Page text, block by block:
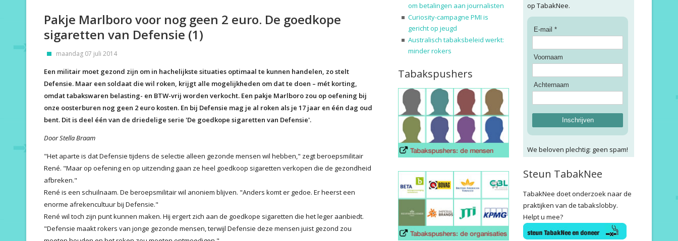
Pakje Marlboro voor nog geen 2 euro. De goedkope
sigaretten van Defensie (1)
maandag 07 juli 2014
Een militair moet gezond zijn om in hachelijkste situaties optimaal te kunnen handelen, zo stelt
Defensie. Maar een soldaat die wil roken, krijgt alle mogelijkheden om dat te doen – mét korting,
omdat tabakswaren belasting- en BTW-vrij worden verkocht. Een pakje Marlboro zou op oefening bij
onze oosterburen nog geen 2 euro kosten. En bij Defensie mag je al roken als je 17 jaar en één dag oud
bent. Dit is deel één van de driedelige serie 'De goedkope sigaretten van Defensie'.
Door Stella Braam
"Het aparte is dat Defensie tijdens de selectie alleen gezonde mensen wil hebben," zegt beroepsmilitair
René. "Maar op oefening en op uitzending gaan ze heel goedkoop sigaretten verkopen die de gezondheid
afbreken."
René is een schuilnaam. De beroepsmilitair wil anoniem blijven. "Anders komt er gedoe. Er heerst een
enorme afrekencultuur bij Defensie."
René wil toch zijn punt kunnen maken. Hij ergert zich aan de goedkope sigaretten die het leger aanbiedt.
"Defensie maakt rokers van jonge gezonde mensen, terwijl Defensie deze mensen juist gezond zou
om betalingen aan journalisten
Curiosity-campagne PMI is
gericht op jeugd
Australisch tabaksbeleid werkt:
minder rokers
Tabakspushers
op TabakNee.
E-mail *
Voornaam
Achternaam
Inschrijven
We beloven plechtig: geen spam!
Steun TabakNee
TabakNee doet onderzoek naar de
praktijken van de tabakslobby.
Helpt u mee?